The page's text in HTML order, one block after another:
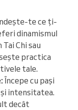
te ce ți-
dinamismul
Chi sau
practica
tale.
Începe cu pași
intensitatea.
decât